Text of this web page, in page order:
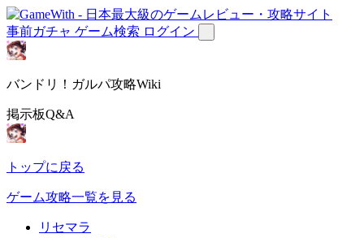
事前ガチャ ゲーム検索 ログイン
バンドリ！ガルパ攻略Wiki
掲示板Q&A
トップに戻る
ゲーム攻略一覧を見る
リセマラ